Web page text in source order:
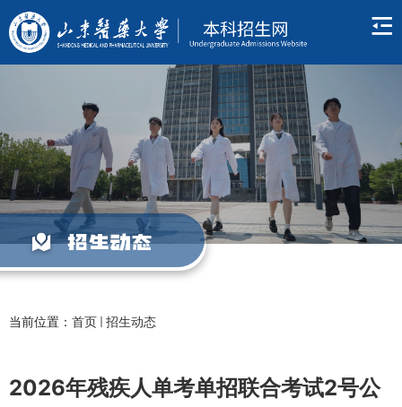
招生动态
当前位置： 首页 招生动态
2026年残疾人单考单招联合考试2号公